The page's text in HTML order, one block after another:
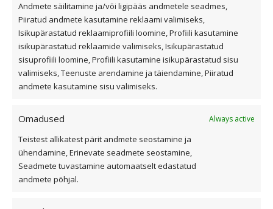
Andmete säilitamine ja/või ligipääs andmetele seadmes,
Piiratud andmete kasutamine reklaami valimiseks,
Isikupärastatud reklaamiprofiili loomine, Profiili kasutamine
isikupärastatud reklaamide valimiseks, Isikupärastatud
sisuprofiili loomine, Profiili kasutamine isikupärastatud sisu
valimiseks, Teenuste arendamine ja täiendamine, Piiratud
andmete kasutamine sisu valimiseks.
Omadused Always active
Teistest allikatest pärit andmete seostamine ja
ühendamine, Erinevate seadmete seostamine,
Seadmete tuvastamine automaatselt edastatud
andmete põhjal.
Viilkatus
Lamekatus
Fassaad ja fassaadiplaadid
Outlet
Interjöör
Katusekalkulaator